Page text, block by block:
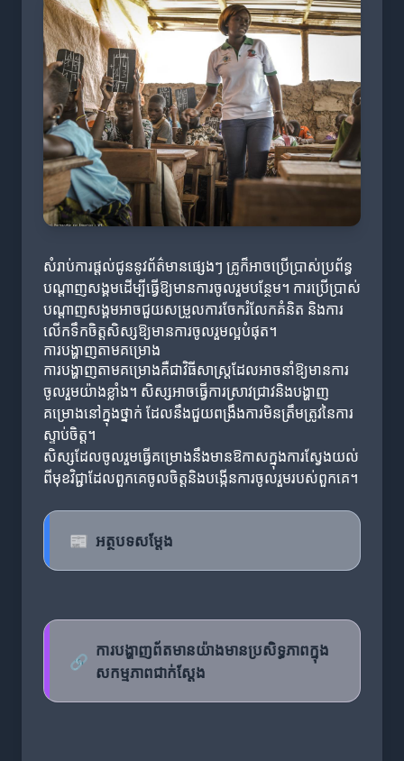
សំរាប់ការផ្តល់ជូននូវព័ត៌មានផ្សេងៗ គ្រូក៏អាចប្រើប្រាស់ប្រព័ន្ធ
បណ្ដាញសង្គមដើម្បីធ្វើឱ្យមានការចូលរួមបន្ថែម។ ការប្រើប្រាស់
បណ្តាញសង្គមអាចជួយសម្រួលការចែករំលែកគំនិត និងការ
លើកទឹកចិត្តសិស្សឱ្យមានការចូលរួមល្អបំផុត។
ការបង្ហាញតាមគម្រោង
ការបង្ហាញតាមគម្រោងគឺជាវិធីសាស្ត្រដែលអាចនាំឱ្យមានការ
ចូលរួមយ៉ាងខ្លាំង។ សិស្សអាចធ្វើការស្រាវជ្រាវនិងបង្ហាញ
គម្រោងនៅក្នុងថ្នាក់ ដែលនឹងជួយពង្រឹងការមិនត្រឹមត្រូវនៃការ
ស្ទាប់ចិត្ត។
សិស្សដែលចូលរួមធ្វើគម្រោងនឹងមានឱកាសក្នុងការស្វែងយល់
ពីមុខវិជ្ជាដែលពួកគេចូលចិត្តនិងបង្កើនការចូលរួមរបស់ពួកគេ។
📰 អត្ថបទសម្តែង
🔗
ការបង្ហាញព័តមានយ៉ាងមានប្រសិទ្ធភាពក្នុង
សកម្មភាពជាក់ស្តែង